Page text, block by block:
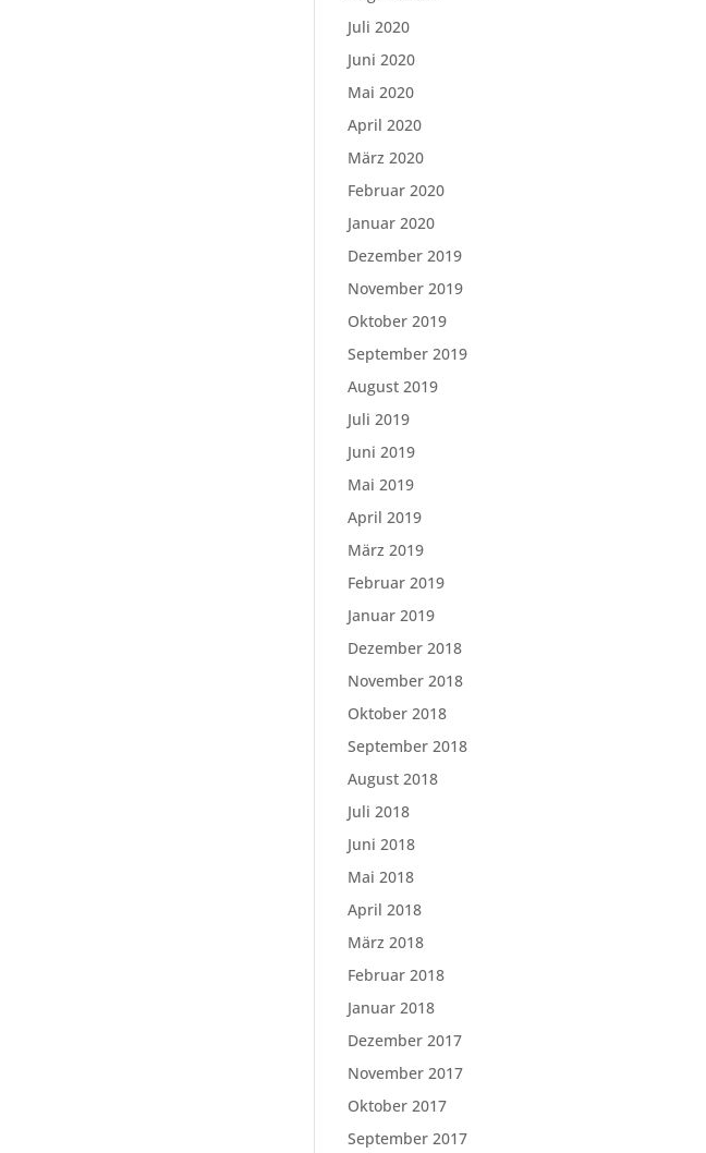
Juli 2020
Juni 2020
Mai 2020
April 2020
März 2020
Februar 2020
Januar 2020
Dezember 2019
November 2019
Oktober 2019
September 2019
August 2019
Juli 2019
Juni 2019
Mai 2019
April 2019
März 2019
Februar 2019
Januar 2019
Dezember 2018
November 2018
Oktober 2018
September 2018
August 2018
Juli 2018
Juni 2018
Mai 2018
April 2018
März 2018
Februar 2018
Januar 2018
Dezember 2017
November 2017
Oktober 2017
September 2017